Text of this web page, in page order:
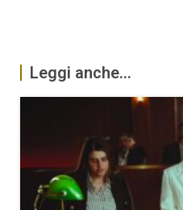
Leggi anche...